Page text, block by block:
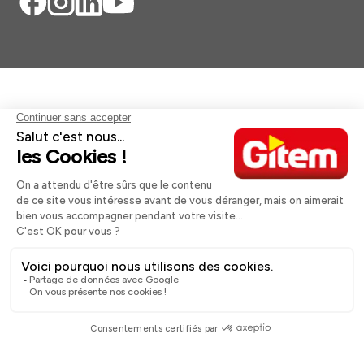
Aides et informations
Services
Informations légales
A propos
Nos magasins